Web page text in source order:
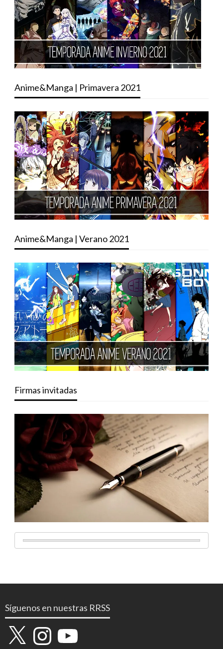
Anime&Manga | Primavera 2021
Anime&Manga | Verano 2021
Firmas invitadas
Síguenos en nuestras RRSS
X InstagramYouTube